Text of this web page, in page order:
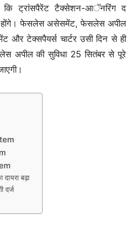
कि ट्रांसपैरेंट टैक्सेशन-आॅनरिंग द
फेसलेस असेसमेंट, फेसलेस अपील
टेक्सपैयर्स चार्टर उसी दिन से ही
अपील की सुविधा 25 सितंबर से पूरे
दायरा बढ़ा
दर्ज